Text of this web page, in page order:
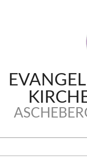
Navigation